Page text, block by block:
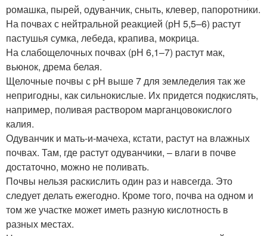
ромашка, пырей, одуванчик, сныть, клевер, папоротники.
На почвах с нейтральной реакцией (рН 5,5–6) растут
пастушья сумка, лебеда, крапива, мокрица.
На слабощелочных почвах (рН 6,1–7) растут мак,
вьюнок, дрема белая.
Щелочные почвы с pH выше 7 для земледелия так же
непригодны, как сильнокислые. Их придется подкислять,
например, поливая раствором марганцовокислого
калия.
Одуванчик и мать-и-мачеха, кстати, растут на влажных
почвах. Там, где растут одуванчики, – влаги в почве
достаточно, можно не поливать.
Почвы нельзя раскислить один раз и навсегда. Это
следует делать ежегодно. Кроме того, почва на одном и
том же участке может иметь разную кислотность в
разных местах.